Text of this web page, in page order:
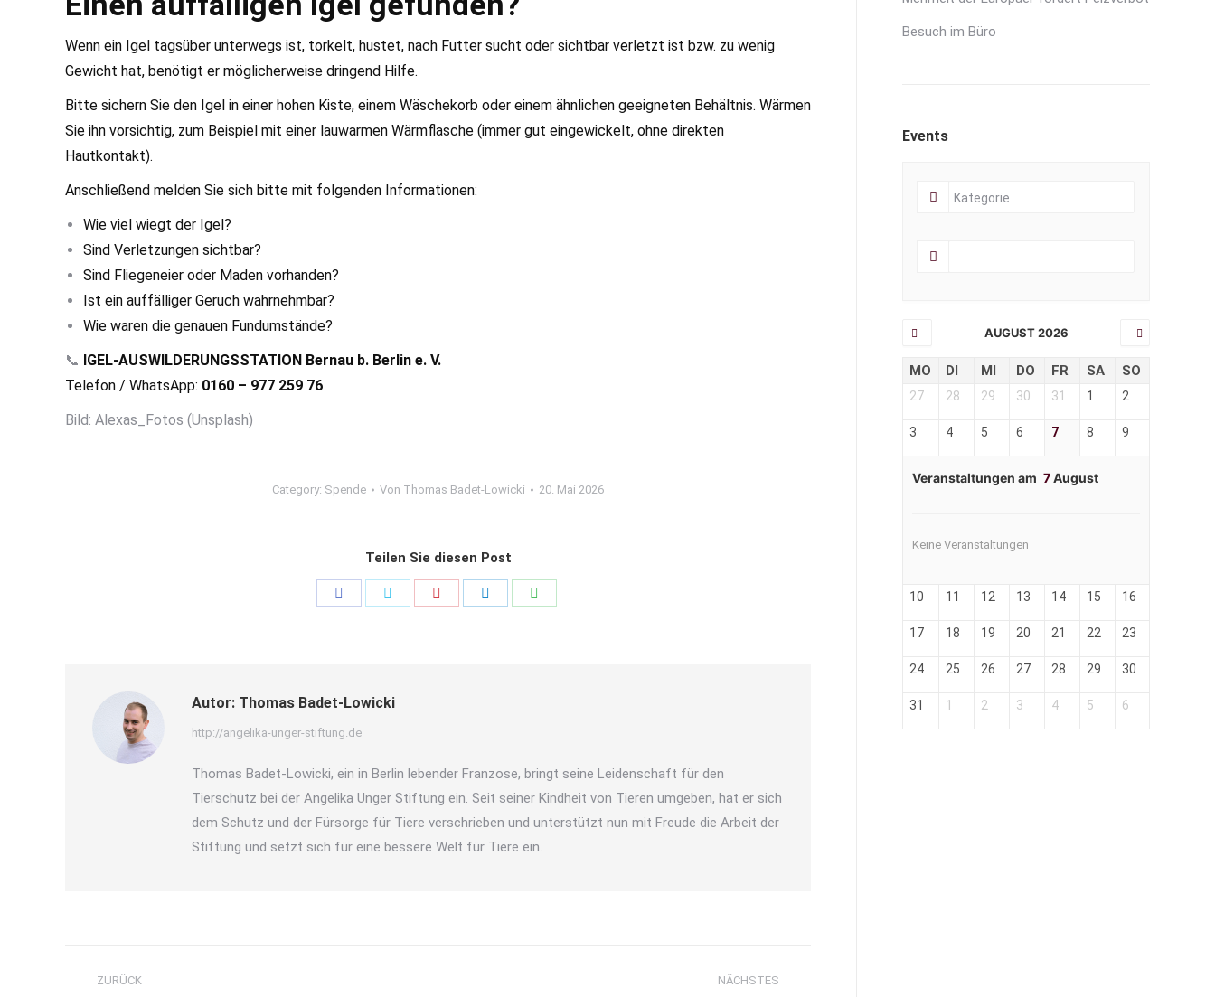
Wenn ein Igel tagsüber unterwegs ist, torkelt, hustet, nach Futter sucht oder sichtbar verletzt ist bzw. zu wenig
Gewicht hat, benötigt er möglicherweise dringend Hilfe.
Bitte sichern Sie den Igel in einer hohen Kiste, einem Wäschekorb oder einem ähnlichen geeigneten Behältnis. Wärmen
Sie ihn vorsichtig, zum Beispiel mit einer lauwarmen Wärmflasche (immer gut eingewickelt, ohne direkten
Hautkontakt).
Anschließend melden Sie sich bitte mit folgenden Informationen:
Wie viel wiegt der Igel?
Sind Verletzungen sichtbar?
Sind Fliegeneier oder Maden vorhanden?
Ist ein auffälliger Geruch wahrnehmbar?
Wie waren die genauen Fundumstände?
📞 IGEL-AUSWILDERUNGSSTATION Bernau b. Berlin e. V.
Telefon / WhatsApp: 0160 – 977 259 76
Bild: Alexas_Fotos (Unsplash)
Category: Spende Von Thomas Badet-Lowicki 20. Mai 2026
Teilen Sie diesen Post
Autor: Thomas Badet-Lowicki
http://angelika-unger-stiftung.de
Thomas Badet-Lowicki, ein in Berlin lebender Franzose, bringt seine Leidenschaft für den
Tierschutz bei der Angelika Unger Stiftung ein. Seit seiner Kindheit von Tieren umgeben, hat er sich
dem Schutz und der Fürsorge für Tiere verschrieben und unterstützt nun mit Freude die Arbeit der
Stiftung und setzt sich für eine bessere Welt für Tiere ein.
Kommentarnavigation
ZURÜCK NÄCHSTES
Besuch im Büro
Events
AUGUST 2026
MO DI MI DO FR SA SO
27 28 29 30 31 1 2
3 4 5 6 7 8 9
Veranstaltungen am 7August
Keine Veranstaltungen
10 11 12 13 14 15 16
17 18 19 20 21 22 23
24 25 26 27 28 29 30
31 1 2 3 4 5 6